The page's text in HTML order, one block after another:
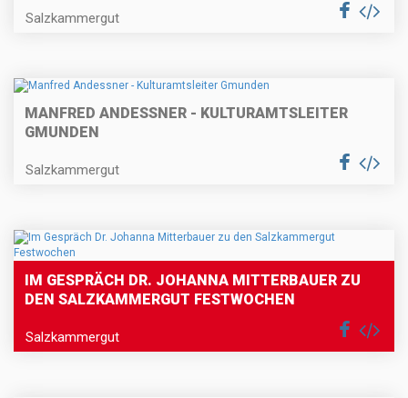
Salzkammergut
MANFRED ANDESSNER - KULTURAMTSLEITER
GMUNDEN
Salzkammergut
IM GESPRÄCH DR. JOHANNA MITTERBAUER ZU
DEN SALZKAMMERGUT FESTWOCHEN
Salzkammergut